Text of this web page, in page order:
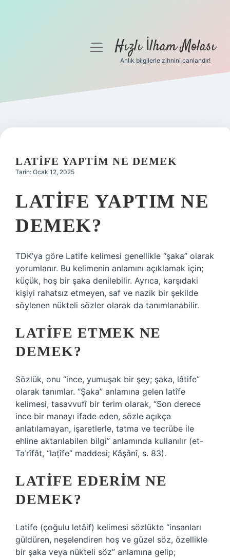
Gizlilik Politikası
Yasal Uyarı
menüyüHızlı İlham Molası
Anlık bilgilerle zihnini canlandır!
LATIFE YAPTIM NE DEMEK
Tarih: Ocak 12, 2025
LATIFE YAPTIM NE
DEMEK?
TDK’ya göre Latife kelimesi genellikle “şaka” olarak
yorumlanır. Bu kelimenin anlamını açıklamak için;
küçük, hoş bir şaka denilebilir. Ayrıca, karşıdaki
kişiyi rahatsız etmeyen, saf ve nazik bir şekilde
söylenen nükteli sözler olarak da tanımlanabilir.
LATIFE ETMEK NE
DEMEK?
Sözlük, onu “ince, yumuşak bir şey; şaka, lâtife”
olarak tanımlar. “Şaka” anlamına gelen latîfe
kelimesi, tasavvufî bir terim olarak, “Son derece
ince bir manayı ifade eden, sözle açıkça
anlatılamayan, işaretlerle, tatma ve tecrübe ile
ehline aktarılabilen bilgi” anlamında kullanılır (et-
Taʿrîfât, “laṭîfe” maddesi; Kâşânî, s. 83).
LATIFE EDERIM NE
DEMEK?
Latife (çoğulu letâif) kelimesi sözlükte “insanları
güldüren, neşelendiren hoş ve güzel söz, özellikle
bir şaka veya nükteli söz” anlamına gelip;